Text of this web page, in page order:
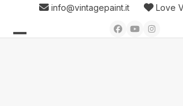
content
info@vintagepaint.it Love
Facebook
YouTubeInstagram